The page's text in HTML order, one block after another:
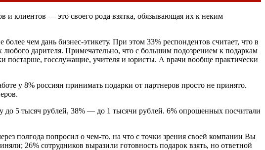
и клиентов — это своего рода взятка, обязывающая их к неким
чем дань бизнес-этикету. При этом 33% респондентов считает, что в
дарителя. Примечательно, что с большим подозрением к подаркам
постарше, госслужащие, учителя и юристы. А врачи вообще практически
у 8% россиян принимать подарки от партнеров просто не принято.
до 5 тысяч рублей, 38% — до 1 тысячи рублей. 6% опрошенных посчитали
полгода попросил о чем-то, на что с точки зрения своей компании Вы
26% сотрудников выразили готовность подарок взять, но ответной